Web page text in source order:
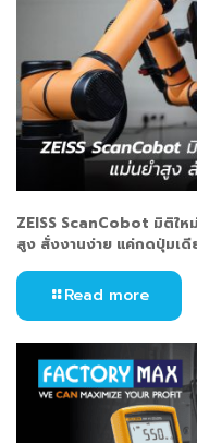
ZEISS ScanCobot มิติใ
สูง สั่งงานง่าย แค่กดปุ่มเดี
Read more